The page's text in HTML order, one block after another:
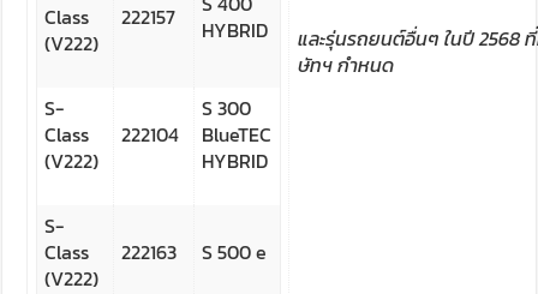
Class
(V222)
222157
HYBRID
S-
Class
(V222)
222104
S 300
BlueTEC
HYBRID
S-
Class
(V222)
222163 S 500 e
และรุ่นรถยนต์อื่นๆ ในปี2568
ษัทฯกำหนด